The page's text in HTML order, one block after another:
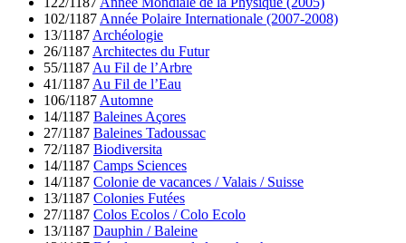
102/1187 Année Polaire Internationale (2007-2008)
13/1187 Archéologie
26/1187 Architectes du Futur
55/1187 Au Fil de l’Arbre
41/1187 Au Fil de l’Eau
106/1187 Automne
14/1187 Baleines Açores
27/1187 Baleines Tadoussac
72/1187 Biodiversita
14/1187 Camps Sciences
14/1187 Colonie de vacances / Valais / Suisse
13/1187 Colonies Futées
27/1187 Colos Ecolos / Colo Ecolo
13/1187 Dauphin / Baleine